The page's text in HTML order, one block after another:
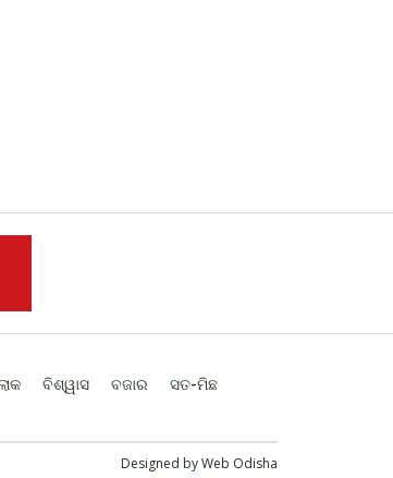
ବିଶ୍ୱାସ ବଜାର
ସତ-ମିଛ
Designed byWeb Odisha